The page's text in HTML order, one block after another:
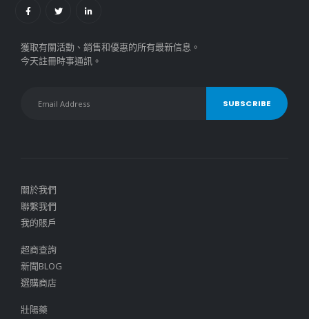
獲取有關活動、銷售和優惠的所有最新信息。
今天註冊時事通訊。
關於我們
聯繫我們
我的賬戶
超商查詢
新聞BLOG
選購商店
壯陽藥